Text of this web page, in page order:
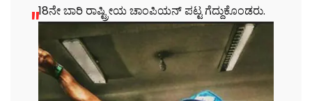
18ನೇ ಬಾರಿ ರಾಷ್ಟ್ರೀಯ ಚಾಂಪಿಯನ್ ಪಟ್ಟ ಗೆದ್ದುಕೊಂಡರು.